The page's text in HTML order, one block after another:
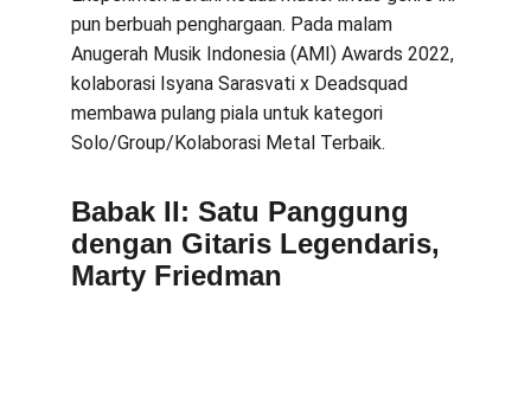
pun berbuah penghargaan. Pada malam
Anugerah Musik Indonesia (AMI) Awards 2022,
kolaborasi Isyana Sarasvati x Deadsquad
membawa pulang piala untuk kategori
Solo/Group/Kolaborasi Metal Terbaik.
Babak II: Satu Panggung
dengan Gitaris Legendaris,
Marty Friedman